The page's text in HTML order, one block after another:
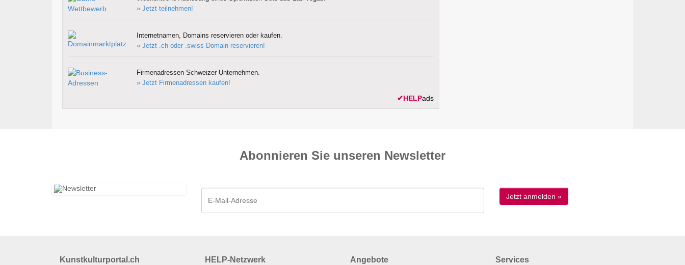
» Jetzt teilnehmen!
Internetnamen, Domains reservieren oder kaufen.
» Jetzt .ch oder .swiss Domain reservieren!
Firmenadressen Schweizer Unternehmen.
» Jetzt Firmenadressen kaufen!
✔HELPads
Abonnieren Sie unseren News­letter
Kunstkulturportal.ch HELP-Netzwerk Angebote Services